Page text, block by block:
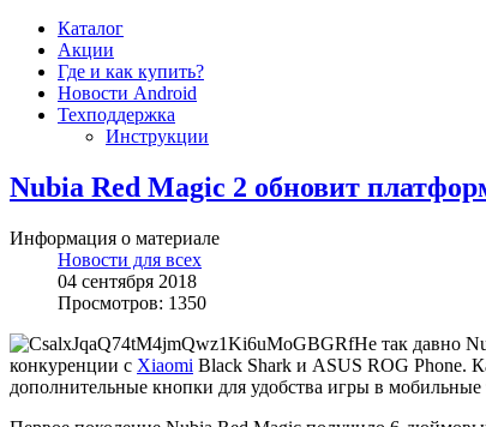
Каталог
Акции
Где и как купить?
Новости Android
Техподдержка
Инструкции
Nubia Red Magic 2 обновит
Информация о материале
Новости для всех
04 сентября 2018
Просмотров: 1350
Не так давно
конкуренции с Xiaomi Black Shark и ASUS ROG Phone.
дополнительные кнопки для удобства игры в